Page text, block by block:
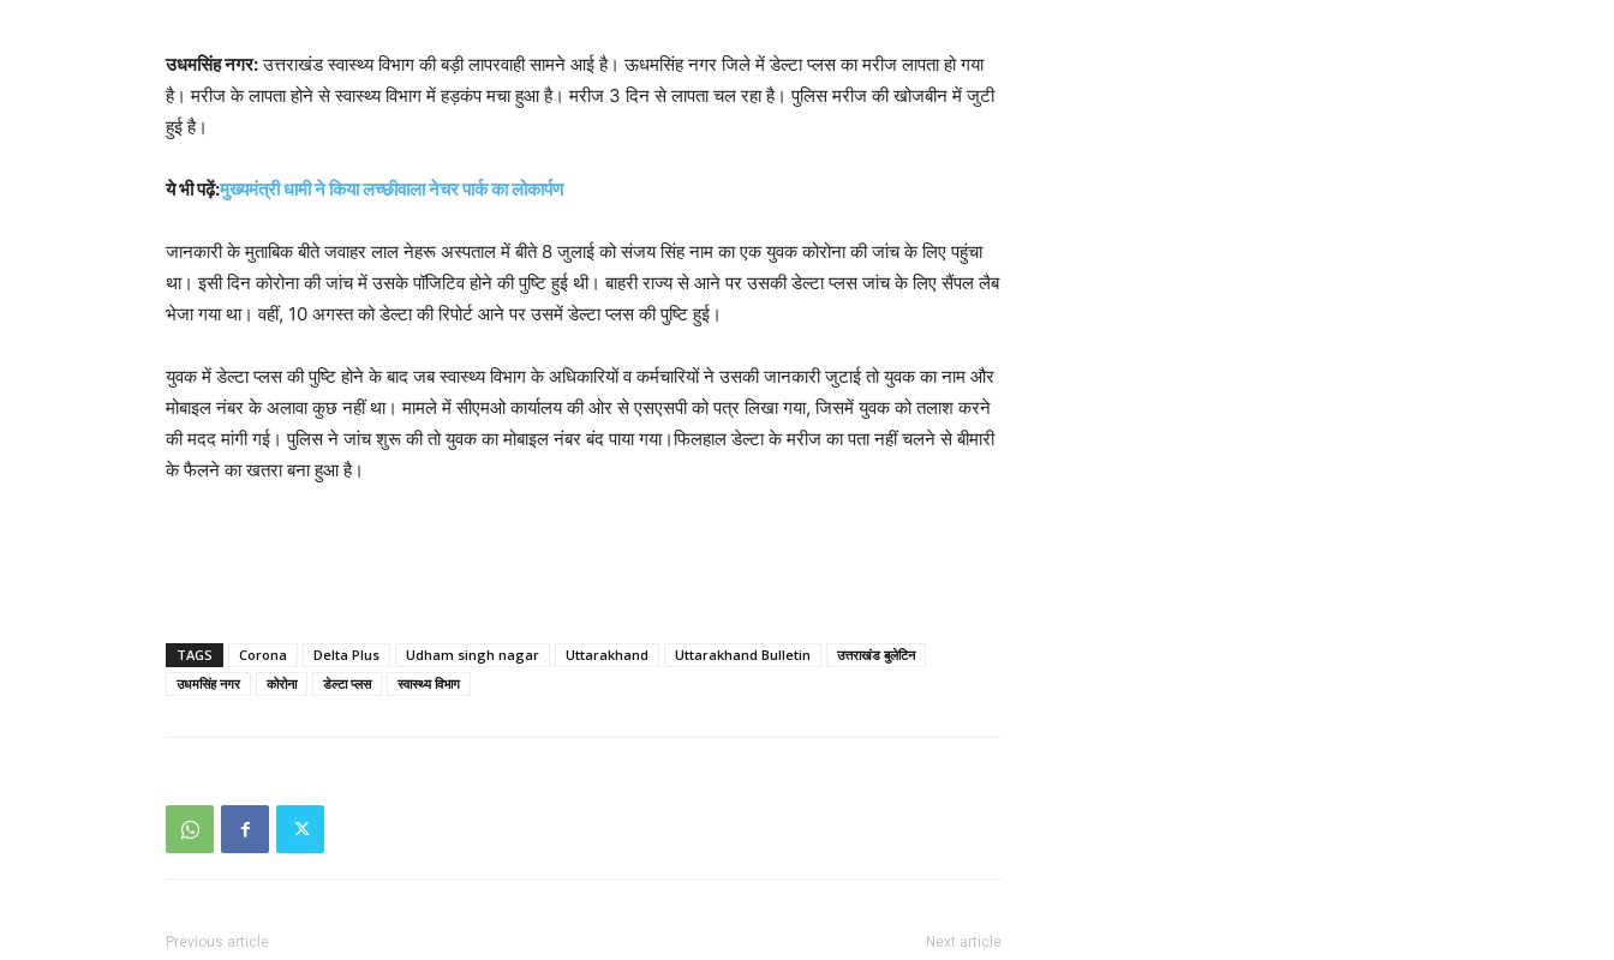
उधमसिंह नगर:उत्तराखंड स्वास्थ्य विभाग की बड़ी लापरवाही सामने आई है। ऊधमसिंह नगर जिले में डेल्टा प्लस का मरीज लापता हो गया
है। मरीज के लापता होने से स्वास्थ्य विभाग में हड़कंप मचा हुआ है। मरीज 3 दिन से लापता चल रहा है। पुलिस मरीज की खोजबीन में जुटी
हुई है।
ये भी पढ़ें:मुख्यमंत्री धामी ने किया लच्छीवाला नेचर पार्क का लोकार्पण
जानकारी के मुताबिक बीते जवाहर लाल नेहरू अस्पताल में बीते 8 जुलाई को संजय सिंह नाम का एक युवक कोरोना की जांच के लिए पहुंचा
था। इसी दिन कोरोना की जांच में उसके पॉजिटिव होने की पुष्टि हुई थी। बाहरी राज्य से आने पर उसकी डेल्टा प्लस जांच के लिए सैंपल लैब
भेजा गया था। वहीं, 10 अगस्त को डेल्टा की रिपोर्ट आने पर उसमें डेल्टा प्लस की पुष्टि हुई।
युवक में डेल्टा प्लस की पुष्टि होने के बाद जब स्वास्थ्य विभाग के अधिकारियों व कर्मचारियों ने उसकी जानकारी जुटाई तो युवक का नाम और
मोबाइल नंबर के अलावा कुछ नहीं था। मामले में सीएमओ कार्यालय की ओर से एसएसपी को पत्र लिखा गया, जिसमें युवक को तलाश करने
की मदद मांगी गई। पुलिस ने जांच शुरू की तो युवक का मोबाइल नंबर बंद पाया गया।फिलहाल डेल्टा के मरीज का पता नहीं चलने से बीमारी
के फैलने का खतरा बना हुआ है।
TAGS Corona Delta Plus Udham singh nagar Uttarakhand Uttarakhand Bulletin
उत्तराखंड बुलेटिन
उधमसिंह नगर
कोरोना डेल्टा प्लस स्वास्थ्य विभाग
Previous article Next article